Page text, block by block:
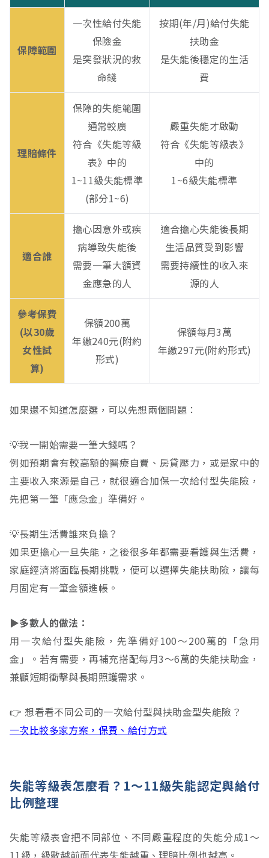
保障範圍
一次性給付失能
保險金
是突發狀況的救
命錢
按期(年/月)給付失能
扶助金
是失能後穩定的生活
費
理賠條件
保障的失能範圍
通常較廣
符合《失能等級
表》中的
1~11級失能標準
(部分1~6)
嚴重失能才啟動
符合《失能等級表》
中的
1~6級失能標準
適合誰
擔心因意外或疾
病導致失能後
需要一筆大額資
金應急的人
適合擔心失能後長期
生活品質受到影響
需要持續性的收入來
源的人
參考保費
(以30歲
女性試
算)
保額200萬
年繳240元(附約
形式)
保額每月3萬
年繳297元(附約形式)
如果還不知道怎麼選，可以先想兩個問題：
💡我一開始需要一筆大錢嗎？
例如預期會有較高額的醫療自費、房貸壓力，或是家中的
主要收入來源是自己，就很適合加保一次給付型失能險，
先把第一筆「應急金」準備好。
💡長期生活費誰來負擔？
如果更擔心一旦失能，之後很多年都需要看護與生活費，
家庭經濟將面臨長期挑戰，便可以選擇失能扶助險，讓每
月固定有一筆金額進帳。
▶︎多數人的做法：
用一次給付型失能險，先準備好100～200萬的「急用
金」。若有需要，再補充搭配每月3～6萬的失能扶助金，
兼顧短期衝擊與長期照護需求。
👉 想看看不同公司的一次給付型與扶助金型失能險？
一次比較多家方案，保費、給付方式
失能等級表怎麼看？1～11級失能認定與給付
比例整理
失能等級表會把不同部位、不同嚴重程度的失能分成1～
11級，級數越前面代表失能越重、理賠比例也越高。